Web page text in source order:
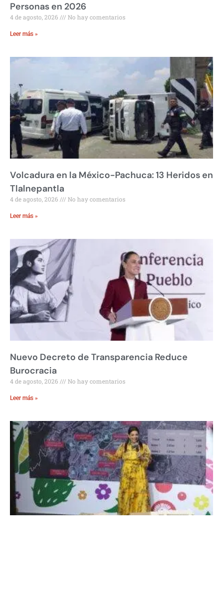
Personas en 2026
4 de agosto, 2026 No hay comentarios
Leer más »
Volcadura en la México-Pachuca: 13 Heridos en
Tlalnepantla
4 de agosto, 2026 No hay comentarios
Leer más »
Nuevo Decreto de Transparencia Reduce
Burocracia
4 de agosto, 2026 No hay comentarios
Leer más »